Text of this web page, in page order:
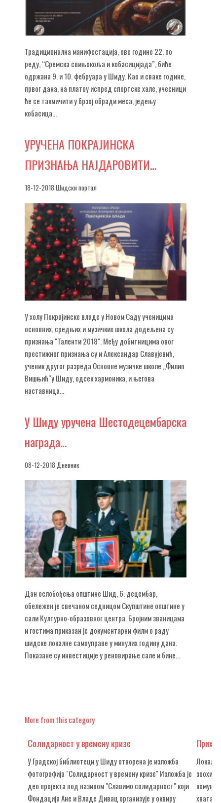
Традиционална манифестација, ове године 22. по
реду, “Сремска свињокоља и кобасицијада”, биће
одржана 9. и 10. фебруара у Шиду. Као и сваке године,
првог дана, на платоу испред спортске хале, учесници
ће се такмичити у брзој обради меса, једењу
кобасица...
УРУЧЕНА ПОКРАЈИНСКА
ПРИЗНАЊА НАЈДАРОВИТИ…
18-12-2018 Шидски портал
У холу Покрајинске владе у Новом Саду ученицима
основних, средњих и музичких школа додељена су
признања "Таленти 2018". Међу добитницима овог
престижног признања су и Александар Славујевић,
ученик другог разреда Основне музичке школе „Филип
Вишњић“у Шиду, одсек хармоника, и његова
наставница...
У Шиду уручена Шестодецембарска
награда…
08-12-2018 Дневник
Дан ослобођења општине Шид, 6. децембар,
обележен је свечаном седницом Скупштине општине у
сали Културно-образовног центра. Бројним званицама
и гостима приказан је документарни филм о раду
шидске локалне самоуправе у минулих годину дана.
Показане су инвестиције у реновирање сале и бине...
More from this category
Солидарност у времену кризе
У Градској библиотеци у Шиду отворена је изложба
фотографија "Солидарност у времену кризе" Изложба је
део пројекта под називом "Славимо солидарност" који
Фондација Ане и Владе Дивац организује у оквиру